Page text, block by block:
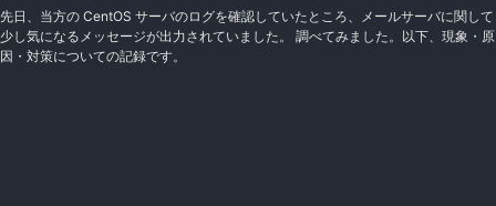
先日、当方の CentOS サーバのログを確認していたところ、メールサーバに関して
少し気になるメッセージが出力されていました。 調べてみました。以下、現象・原
因・対策についての記録です。